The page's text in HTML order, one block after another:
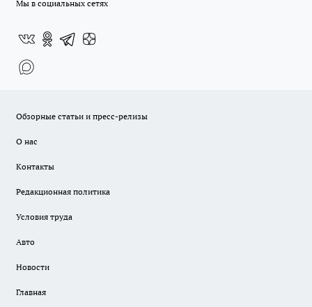
Мы в социальных сетях
Обзорные статьи и пресс-релизы
О нас
Контакты
Редакционная политика
Условия труда
Авто
Новости
Главная